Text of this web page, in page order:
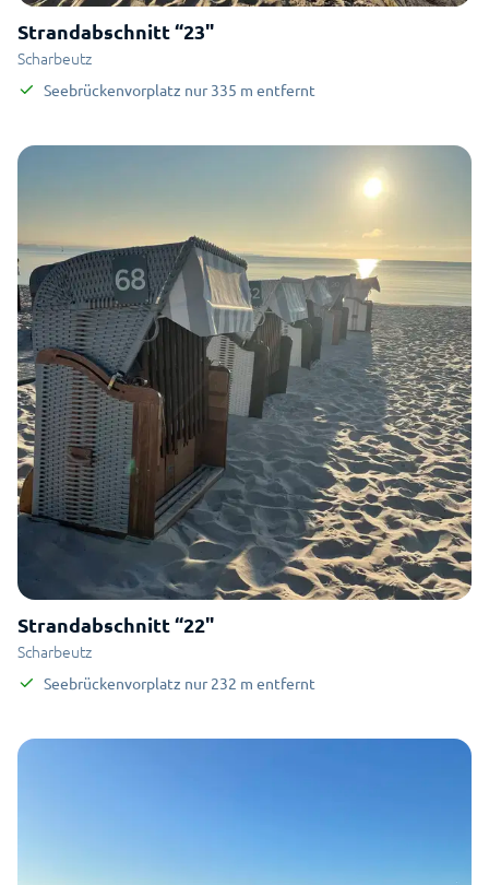
Strandabschnitt “23"
Scharbeutz
Seebrückenvorplatz nur 335 m entfernt
Strandabschnitt “22"
Scharbeutz
Seebrückenvorplatz nur 232 m entfernt